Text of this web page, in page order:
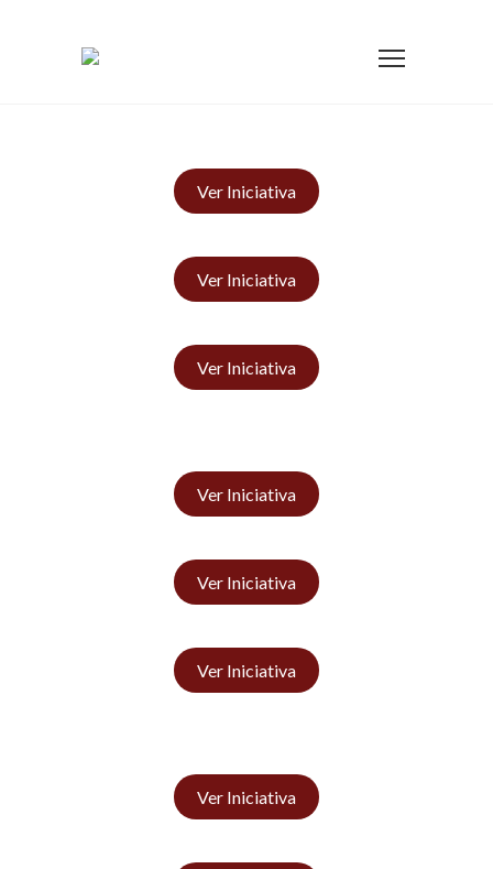
Ver Iniciativa
Ver Iniciativa
Ver Iniciativa
Ver Iniciativa
Ver Iniciativa
Ver Iniciativa
Ver Iniciativa